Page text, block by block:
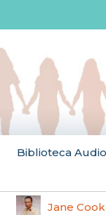
Biblioteca
Jane